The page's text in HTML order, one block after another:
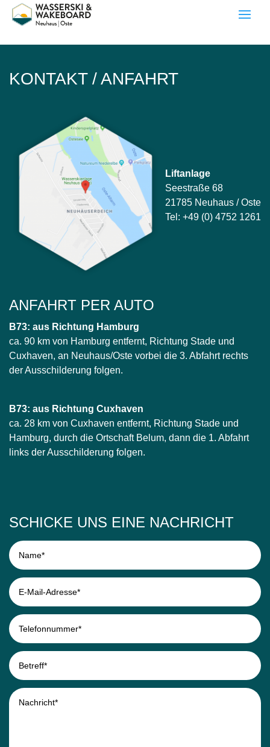
[woocommerce_checkout]
KONTAKT / ANFAHRT
Liftanlage
Seestraße 68
21785 Neuhaus / Oste
Tel: +49 (0) 4752 1261
ANFAHRT PER AUTO
B73: aus Richtung Hamburg
ca. 90 km von Hamburg entfernt, Richtung Stade und
Cuxhaven, an Neuhaus/Oste vorbei die 3. Abfahrt rechts
der Ausschilderung folgen.
B73: aus Richtung Cuxhaven
ca. 28 km von Cuxhaven entfernt, Richtung Stade und
Hamburg, durch die Ortschaft Belum, dann die 1. Abfahrt
links der Ausschilderung folgen.
SCHICKE UNS EINE NACHRICHT